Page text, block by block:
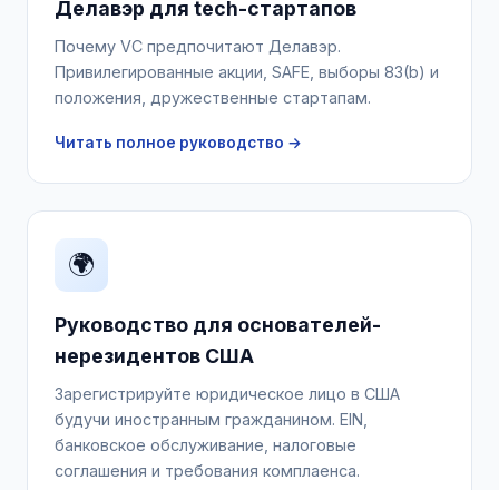
Делавэр для tech-стартапов
Почему VC предпочитают Делавэр.
Привилегированные акции, SAFE, выборы 83(b) и
положения, дружественные стартапам.
Читать полное руководство →
🌍
Руководство для основателей-
нерезидентов США
Зарегистрируйте юридическое лицо в США
будучи иностранным гражданином. EIN,
банковское обслуживание, налоговые
соглашения и требования комплаенса.